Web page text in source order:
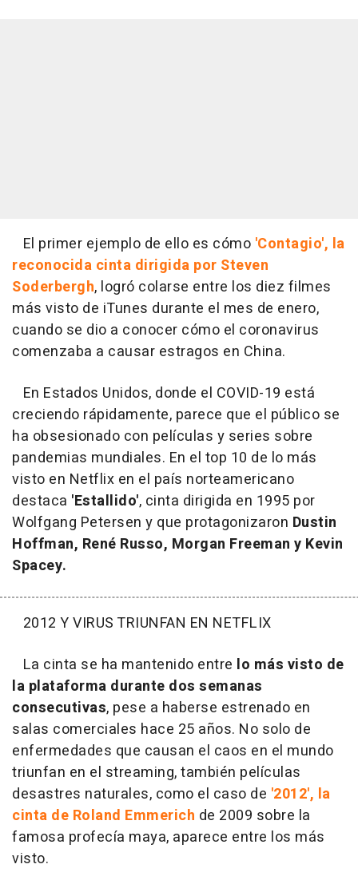
El primer ejemplo de ello es cómo 'Contagio', la
reconocida cinta dirigida por Steven
Soderbergh, logró colarse entre los diez filmes
más visto de iTunes durante el mes de enero,
cuando se dio a conocer cómo el coronavirus
comenzaba a causar estragos en China.
En Estados Unidos, donde el COVID-19 está
creciendo rápidamente, parece que el público se
ha obsesionado con películas y series sobre
pandemias mundiales. En el top 10 de lo más
visto en Netflix en el país norteamericano
destaca 'Estallido', cinta dirigida en 1995 por
Wolfgang Petersen y que protagonizaron Dustin
Hoffman, René Russo, Morgan Freeman y Kevin
Spacey.
2012 Y VIRUS TRIUNFAN EN NETFLIX
La cinta se ha mantenido entre lo más visto de
la plataforma durante dos semanas
consecutivas, pese a haberse estrenado en
salas comerciales hace 25 años. No solo de
enfermedades que causan el caos en el mundo
triunfan en el streaming, también películas
desastres naturales, como el caso de '2012', la
cinta de Roland Emmerich de 2009 sobre la
famosa profecía maya, aparece entre los más
visto.